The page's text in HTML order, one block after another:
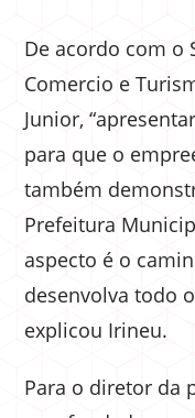
De acordo com o
Comercio e
Junior,
para que o
também
Prefeitura
aspecto é o
desenvolva todo
explicou Irineu.
Para o diretor da